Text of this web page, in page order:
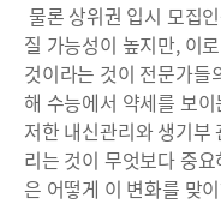
물론 상위권 입시 모집
질 가능성이 높지만, 이
것이라는 것이 전문가들
해 수능에서 약세를 보
저한 내신관리와 생기부
리는 것이 무엇보다 중
은 어떻게 이 변화를 맞